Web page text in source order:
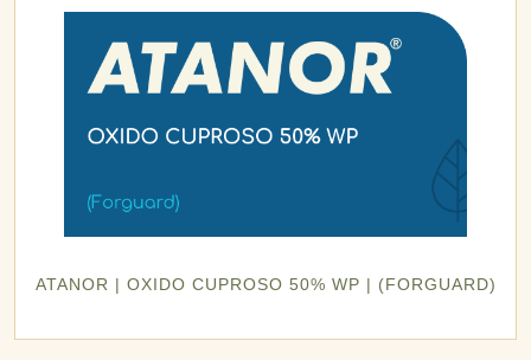
ATANOR | OXIDO CUPROSO 50% WP | (FORGUARD)